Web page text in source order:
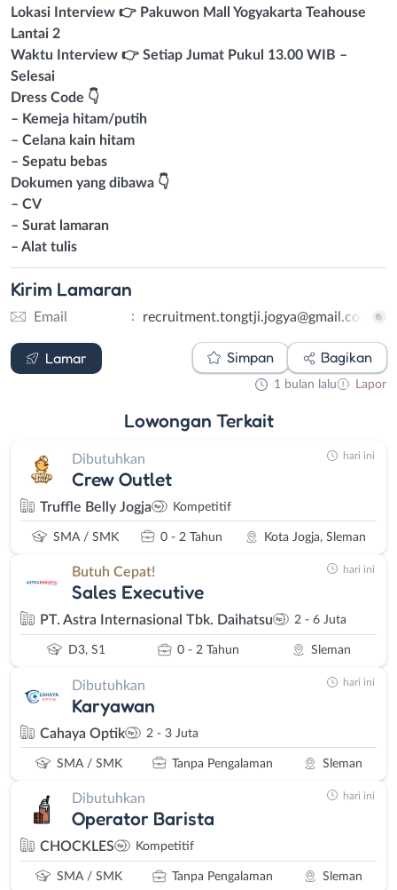
Lokasi Interview 👉 Pakuwon Mall Yogyakarta Teahouse
Lantai 2
Waktu Interview 👉 Setiap Jumat Pukul 13.00 WIB –
Selesai
Dress Code 👇
– Kemeja hitam/putih
– Celana kain hitam
– Sepatu bebas
Dokumen yang dibawa 👇
– CV
– Surat lamaran
– Alat tulis
Kirim Lamaran
Email : recruitment.tongtji.jogya@gmail.com
Lamar
Email
Simpan Bagikan
1 bulan lalu Lapor
Lowongan Terkait
Dibutuhkan
Crew Outlet
Truffle Belly Jogja Kompetitif
SMA / SMK 0 - 2 Tahun Kota Jogja, Sleman
hari ini
Butuh Cepat!
Sales Executive
PT. Astra Internasional Tbk. Daihatsu 2 - 6 Juta
D3, S1 0 - 2 Tahun Sleman
hari ini
Dibutuhkan
Karyawan
Cahaya Optik 2 - 3 Juta
SMA / SMK Tanpa Pengalaman Sleman
hari ini
Dibutuhkan
Operator Barista
CHOCKLES Kompetitif
SMA / SMK Tanpa Pengalaman Sleman
hari ini